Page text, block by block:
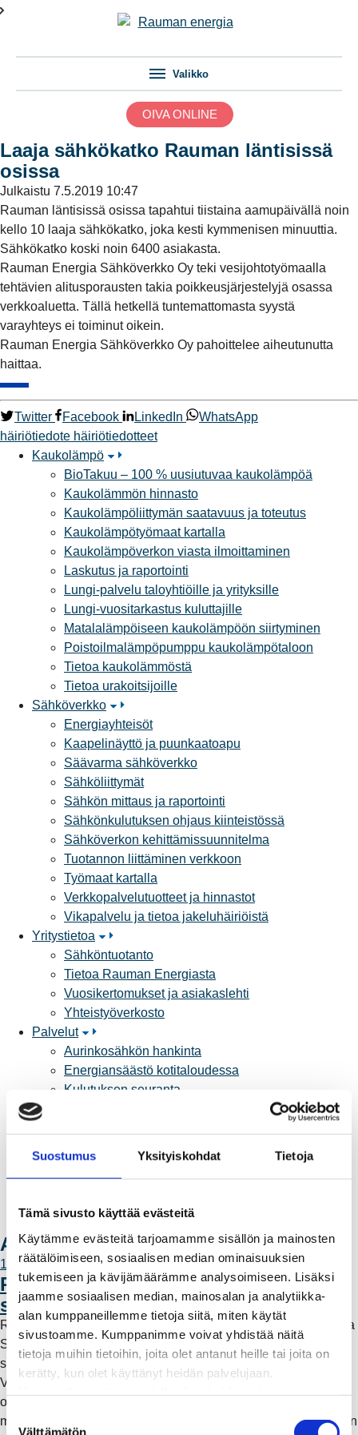
Suostumus Yksityiskohdat Tietoja
Tämä sivusto käyttää evästeitä
Käytämme evästeitä tarjoamamme sisällön ja mainosten
räätälöimiseen, sosiaalisen median ominaisuuksien
tukemiseen ja kävijämäärämme analysoimiseen. Lisäksi
jaamme sosiaalisen median, mainosalan ja analytiikka-
alan kumppaneillemme tietoja siitä, miten käytät
sivustoamme. Kumppanimme voivat yhdistää näitä
tietoja muihin tietoihin, joita olet antanut heille tai joita on
kerätty, kun olet käyttänyt heidän palvelujaan.
S
Välttämätön
Valikko
OIVA ONLINE
Laaja sähkökatko Rauman läntisissä
osissa
Julkaistu 7.5.2019 10:47
Rauman läntisissä osissa tapahtui tiistaina aamupäivällä noin
kello 10 laaja sähkökatko, joka kesti kymmenisen minuuttia.
Sähkökatko koski noin 6400 asiakasta.
Rauman Energia Sähköverkko Oy teki vesijohtotyömaalla
tehtävien alitusporausten takia poikkeusjärjestelyjä osassa
verkkoaluetta. Tällä hetkellä tuntemattomasta syystä
varayhteys ei toiminut oikein.
Rauman Energia Sähköverkko Oy pahoittelee aiheutunutta
haittaa.
Twitter Facebook LinkedIn
WhatsApp
häiriötiedote häiriötiedotteet
Kaukolämpö
BioTakuu – 100 % uusiutuvaa kaukolämpöä
Kaukolämmön hinnasto
Kaukolämpöliittymän saatavuus ja toteutus
Kaukolämpötyömaat kartalla
Kaukolämpöverkon viasta ilmoittaminen
Laskutus ja raportointi
Lungi-palvelu taloyhtiöille ja yrityksille
Lungi-vuositarkastus kuluttajille
Matalalämpöiseen kaukolämpöön siirtyminen
Poistoilmalämpöpumppu kaukolämpötaloon
Tietoa kaukolämmöstä
Tietoa urakoitsijoille
Sähköverkko
Energiayhteisöt
Kaapelinäyttö ja puunkaatoapu
Säävarma sähköverkko
Sähköliittymät
Sähkön mittaus ja raportointi
Sähkönkulutuksen ohjaus kiinteistössä
Sähköverkon kehittämissuunnitelma
Tuotannon liittäminen verkkoon
Työmaat kartalla
Verkkopalvelutuotteet ja hinnastot
Vikapalvelu ja tietoa jakeluhäiriöistä
Yritystietoa
Sähköntuotanto
Tietoa Rauman Energiasta
Vuosikertomukset ja asiakaslehti
Yhteistyöverkosto
Palvelut
Aurinkosähkön hankinta
Energiansäästö kotitaloudessa
Kulutuksen seuranta
Valtakirja ja asiointi toisen puolesta
Ota yhteyttä
Ajankohtaista
11.6.2026 12:00
Rauman Energia vahvistaa rooliaan
sähköntuotannossa
Rauman Energia on ostanut lisää osuuksia sähköntuotannosta
Suomessa ja Pohjoismaissa, kun Kokemäen Sähkö Oy myi
sähköntuotanto-osuutensa Rauman Energia Oy:lle.
Vappuaattona toteutunut kauppa parantaa yhtiön
omavaraisuutta ja lisää päästötöntä sähköntuotantoa. Mutta
mitä tämä tarkoittaa käytännössä – ja miksi sähköntuotantoa on